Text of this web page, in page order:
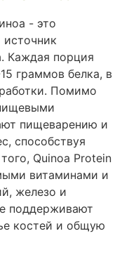
- это
источник
Каждая порция
граммов белка, в
Помимо
пищеварению и
способствуя
Quinoa Protein
витаминами и
железо и
поддерживают
костей и общую